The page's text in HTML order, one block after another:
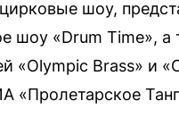
шоу,
шоу «Drum Time»,
«Olympic Brass» и
«Пролетарское